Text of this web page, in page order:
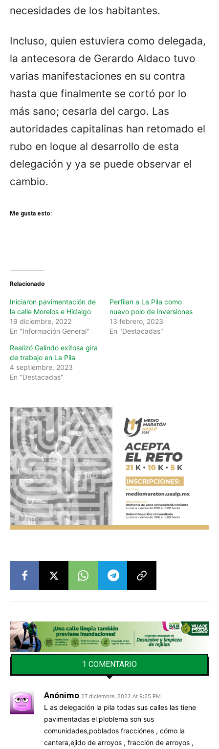
necesidades de los habitantes.
Incluso, quien estuviera como delegada,
la antecesora de Gerardo Aldaco tuvo
varias manifestaciones en su contra
hasta que finalmente se cortó por lo
más sano; cesarla del cargo. Las
autoridades capitalinas han retomado el
rubo en loque al desarrollo de esta
delegación y ya se puede observar el
cambio.
Me gusta esto:
Relacionado
Iniciaron pavimentación de
la calle Morelos e Hidalgo
19 diciembre, 2022
En "Información General"
Perfilan a La Pila como
nuevo polo de inversiones
13 febrero, 2023
En "Destacadas"
Realizó Galindo exitosa gira
de trabajo en La Pila
4 septiembre, 2023
En "Destacadas"
1 COMENTARIO
Anónimo 27 diciembre, 2022 At 9:25 PM
L as delegación la pila todas sus calles las tiene
pavimentadas el ploblema son sus
comunidades,poblados fracciónes , cómo la
cantera,ejido de arroyos , fracción de arroyos ,